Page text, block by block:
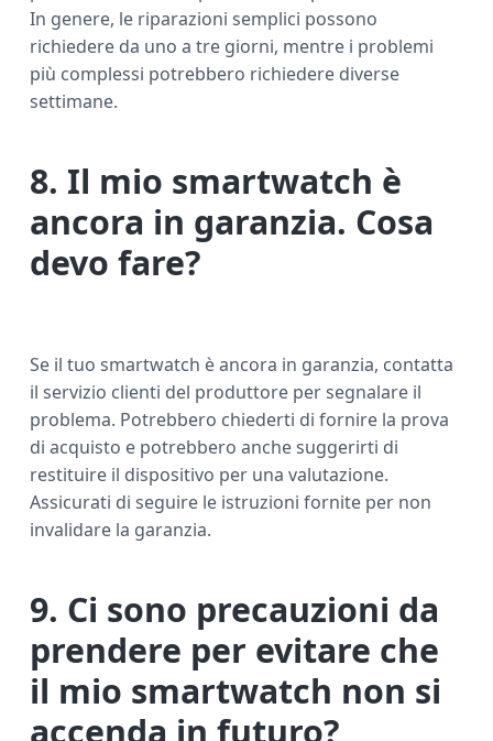
In genere, le riparazioni semplici possono
richiedere da uno a tre giorni, mentre i problemi
più complessi potrebbero richiedere diverse
settimane.
8. Il mio smartwatch è
ancora in garanzia. Cosa
devo fare?
Se il tuo smartwatch è ancora in garanzia, contatta
il servizio clienti del produttore per segnalare il
problema. Potrebbero chiederti di fornire la prova
di acquisto e potrebbero anche suggerirti di
restituire il dispositivo per una valutazione.
Assicurati di seguire le istruzioni fornite per non
invalidare la garanzia.
9. Ci sono precauzioni da
prendere per evitare che
il mio smartwatch non si
accenda in futuro?